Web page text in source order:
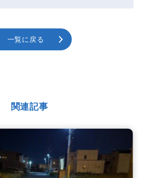
一覧に戻る
関連記事